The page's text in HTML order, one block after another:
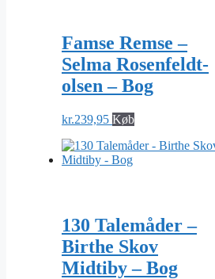
Famse Remse –
Selma Rosenfeldt-
olsen – Bog
kr.239,95 Køb
130 Talemåder –
Birthe Skov
Midtiby – Bog